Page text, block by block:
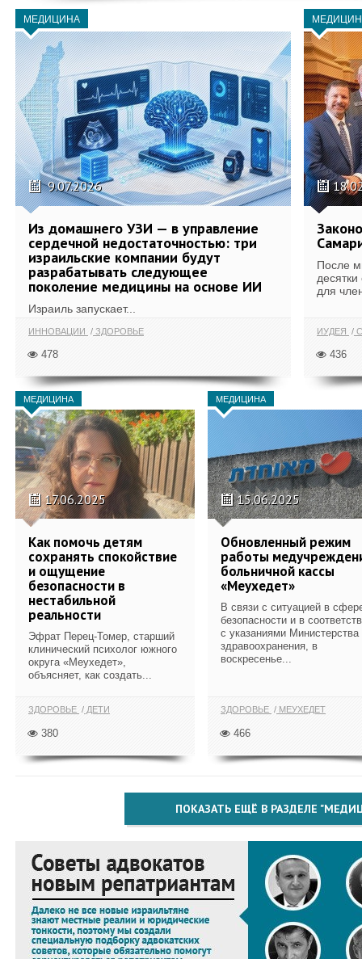
МЕДИЦИНА
9.07.2026
Из домашнего УЗИ — в управление
сердечной недостаточностью: три
израильские компании будут
разрабатывать следующее
поколение медицины на основе ИИ
Израиль запускает...
ИННОВАЦИИ ЗДОРОВЬЕ
478
После
для
ИУДЕЯ
436
МЕДИЦИНА
17.06.2025
Как помочь детям
сохранять спокойствие
и ощущение
безопасности в
нестабильной
реальности
Эфрат Перец-Томер, старший
клинический психолог южного
округа «Меухедет»,
объясняет, как создать...
ЗДОРОВЬЕ ДЕТИ
380
МЕДИЦИНА
15.06.2025
Обновленный режим
работы
больничной кассы
«Меухедет»
В связи с ситуацией в
безопасности и в
с указаниями Министерства
здравоохранения, в
воскресенье...
ЗДОРОВЬЕ МЕУХЕДЕТ
466
ПОКАЗАТЬ ЕЩЁ В РАЗДЕЛЕ